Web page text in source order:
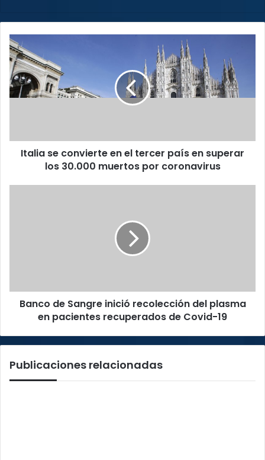
Italia
se
convierte
en
el
superar
Italia se convierte en el tercer país en superar
los 30.000 muertos por coronavirus
pacientes
recuperados
Banco de Sangre inició recolección del plasma
en pacientes recuperados de Covid-19
Publicaciones relacionadas